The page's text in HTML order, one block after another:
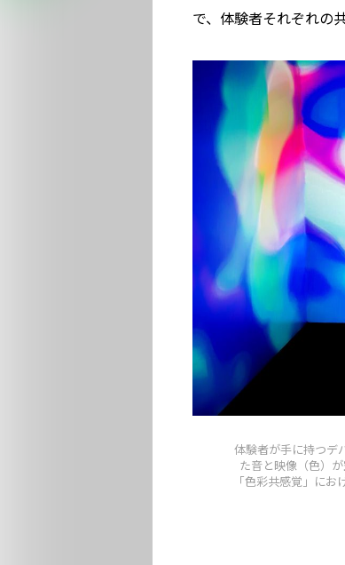
で、体験者それぞれの
体験者が手に持つデ
た音と映像（色）
「色彩共感覚」にお